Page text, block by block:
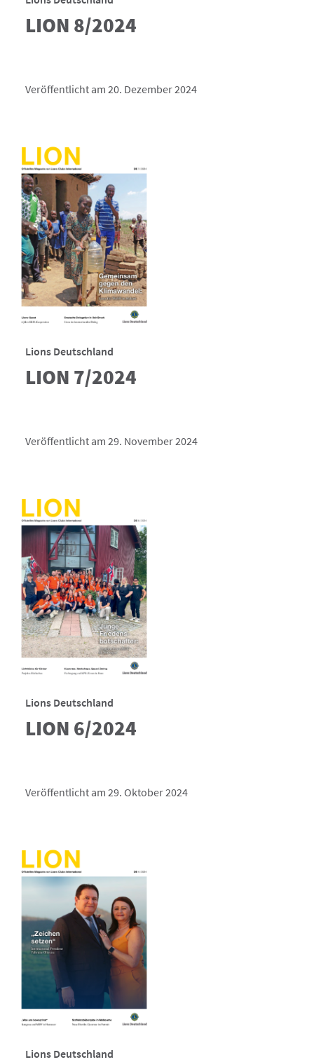
LION 8/2024
Veröffentlicht am 20. Dezember 2024
Lions Deutschland
LION 7/2024
Veröffentlicht am 29. November 2024
Lions Deutschland
LION 6/2024
Veröffentlicht am 29. Oktober 2024
Lions Deutschland